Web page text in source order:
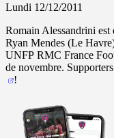
Lundi 12/12/2011
Romain Alessandrini
Ryan Mendes (Le
UNFP RMC France
de novembre.
!